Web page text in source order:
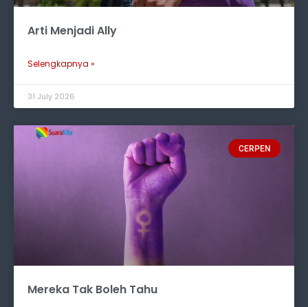
Arti Menjadi Ally
Selengkapnya »
31 July 2026
CERPEN
Mereka Tak Boleh Tahu